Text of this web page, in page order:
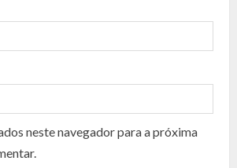
neste navegador para a próxima